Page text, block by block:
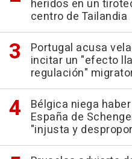
heridos en un
centro de Tailandia
Portugal acusa
incitar un "efecto
regulación"
Bélgica niega
España de
"injusta y